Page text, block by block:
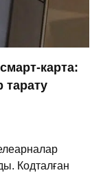
карта:
тарату
Кодталған